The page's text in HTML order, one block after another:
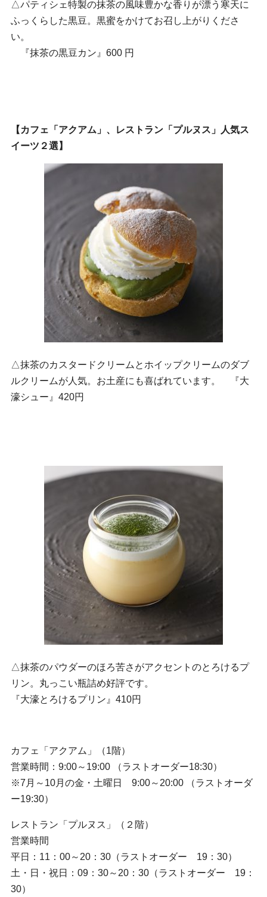
△パティシェ特製の抹茶の風味豊かな香りが漂う寒天に
ふっくらした黒豆。黒蜜をかけてお召し上がりくださ
い。
『抹茶の黒豆カン』600 円
【カフェ「アクアム」、レストラン「プルヌス」人気ス
イーツ２選】
△抹茶のカスタードクリームとホイップクリームのダブ
ルクリームが人気。お土産にも喜ばれています。 『大
濠シュー』420円
△抹茶のパウダーのほろ苦さがアクセントのとろけるプ
リン。丸っこい瓶詰め好評です。
『大濠とろけるプリン』410円
カフェ「アクアム」（1階）
営業時間：9:00～19:00 （ラストオーダー18:30）
※7月～10月の金・土曜日 9:00～20:00 （ラストオーダ
ー19:30）
レストラン「プルヌス」（２階）
営業時間
平日：11：00～20：30（ラストオーダー 19：30）
土・日・祝日：09：30～20：30（ラストオーダー 19：
30）